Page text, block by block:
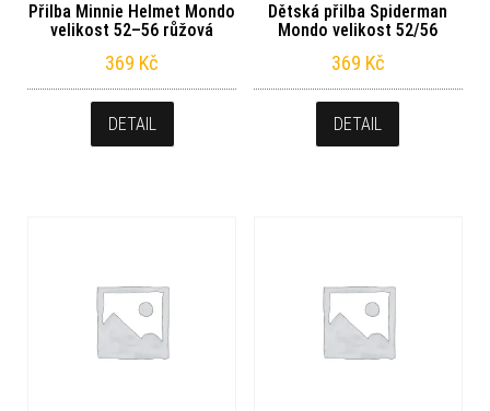
Přilba Minnie Helmet Mondo
velikost 52–56 růžová
369 Kč
DETAIL
Dětská přilba Spiderman
Mondo velikost 52/56
369 Kč
DETAIL